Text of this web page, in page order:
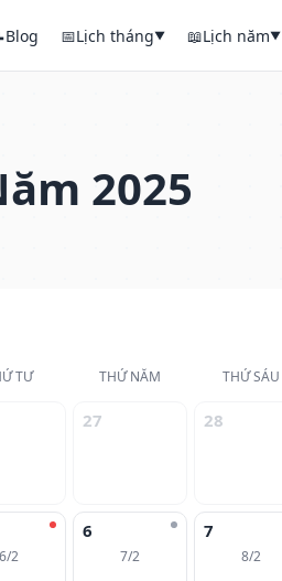
Blog 📅Lịch tháng▼ 📖Lịch năm▼
2025
TƯ THỨ NĂM THỨ SÁU
27 28
6/2
6
7/2
7
8/2